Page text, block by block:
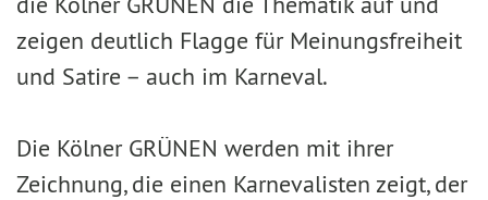
zeigen deutlich Flagge für Meinungsfreiheit
und Satire – auch im Karneval.
Die Kölner GRÜNEN werden mit ihrer
Zeichnung, die einen Karnevalisten zeigt, der